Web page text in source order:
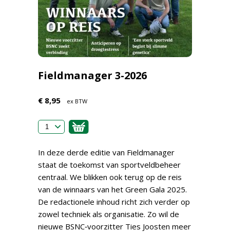
Fieldmanager 3-2026
€ 8,95 ex BTW
In deze derde editie van Fieldmanager
staat de toekomst van sportveldbeheer
centraal. We blikken ook terug op de reis
van de winnaars van het Green Gala 2025.
De redactionele inhoud richt zich verder op
zowel techniek als organisatie. Zo wil de
nieuwe BSNC‑voorzitter Ties Joosten meer